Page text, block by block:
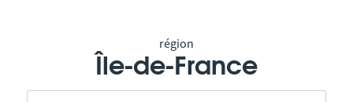
région
Île-de-France